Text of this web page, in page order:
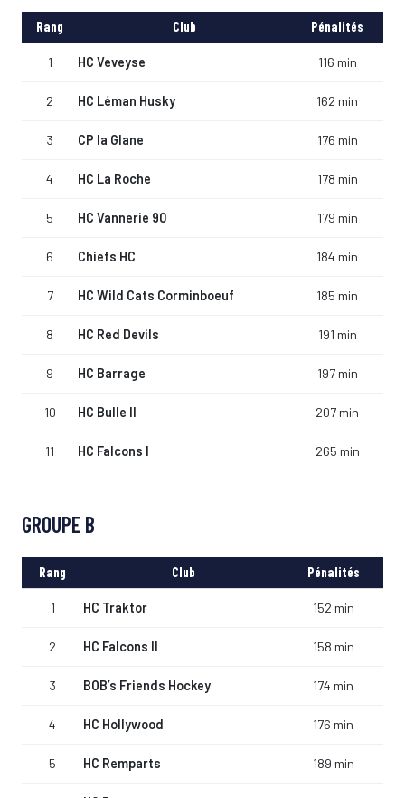
Rang Club Pénalités
1 HC Veveyse 116 min
2 HC Léman Husky 162 min
3 CP la Glane 176 min
4 HC La Roche 178 min
5 HC Vannerie 90 179 min
6 Chiefs HC 184 min
7 HC Wild Cats Corminboeuf 185 min
8 HC Red Devils 191 min
9 HC Barrage 197 min
10 HC Bulle II 207 min
11 HC Falcons I 265 min
GROUPE B
Rang Club Pénalités
1 HC Traktor 152 min
2 HC Falcons II 158 min
3 BOB’s Friends Hockey 174 min
4 HC Hollywood 176 min
5 HC Remparts 189 min